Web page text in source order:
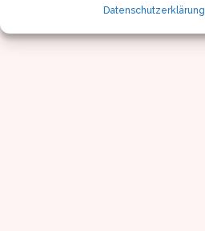
Datenschutzerklärung